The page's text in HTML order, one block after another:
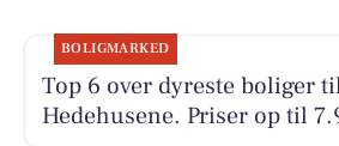
BOLIGMARKED
Top 6 over dyreste boliger
Hedehusene. Priser op til